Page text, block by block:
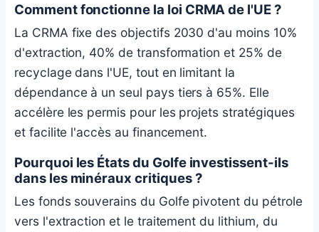
Comment fonctionne la loi CRMA de l'UE ?
La CRMA fixe des objectifs 2030 d'au moins 10%
d'extraction, 40% de transformation et 25% de
recyclage dans l'UE, tout en limitant la
dépendance à un seul pays tiers à 65%. Elle
accélère les permis pour les projets stratégiques
et facilite l'accès au financement.
Pourquoi les États du Golfe investissent-ils
dans les minéraux critiques ?
Les fonds souverains du Golfe pivotent du pétrole
vers l'extraction et le traitement du lithium, du